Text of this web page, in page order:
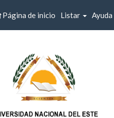
Página de inicio Listar Ayuda